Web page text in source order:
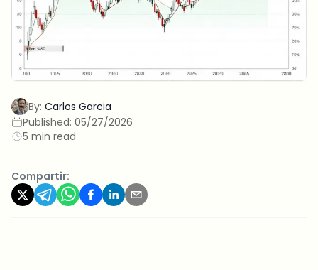
By: Carlos Garcia
Published: 05/27/2026
5 min read
Compartir: